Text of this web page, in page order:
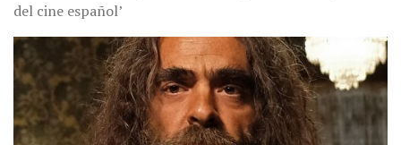
del cine español’